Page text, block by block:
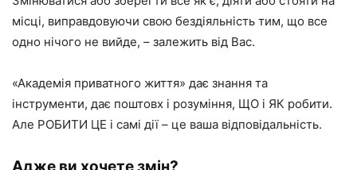
місці, виправдовуючи свою бездіяльність тим, що все
одно нічого не вийде, – залежить від Вас.
«Академія приватного життя» дає знання та
інструменти, дає поштовх і розуміння, ЩО і ЯК робити.
Але РОБИТИ ЦЕ і самі дії – це ваша відповідальність.